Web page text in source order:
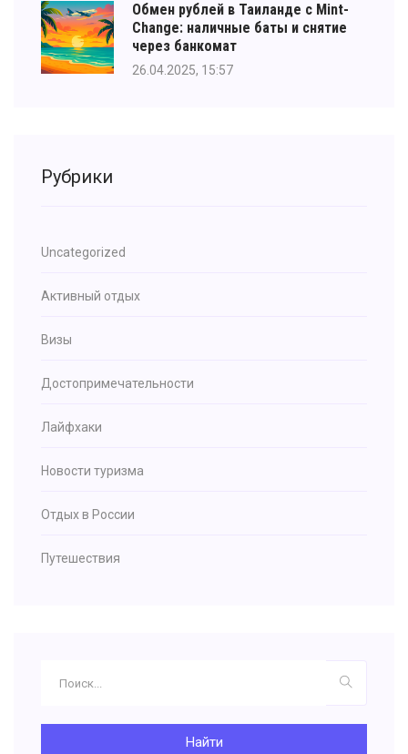
Обмен рублей в Таиланде с Mint-
Change: наличные баты и снятие
через банкомат
26.04.2025, 15:57
Рубрики
Uncategorized
Активный отдых
Визы
Достопримечательности
Лайфхаки
Новости туризма
Отдых в России
Путешествия
Найти